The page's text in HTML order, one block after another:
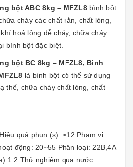
bột ABC 8kg – MFZL8 bình bột
cháy các chất rắn, chất lỏng,
hoá lỏng dễ cháy, chữa cháy
bình bột đặc biệt.
bột BC 8kg – MFZL8, Bình
là bình bột có thể sử dụng
thế, chữa cháy chất lỏng, chất
quả phun (s): ≥12 Phạm vi
động: 20~55 Phân loại: 22B,4A
1.2 Thử nghiệm qua nước